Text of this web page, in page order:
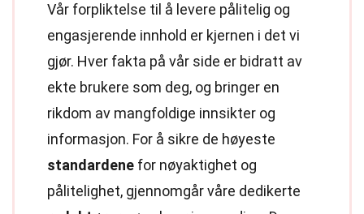
Vår forpliktelse til å levere pålitelig og
engasjerende innhold er kjernen i det vi
gjør. Hver fakta på vår side er bidratt av
ekte brukere som deg, og bringer en
rikdom av mangfoldige innsikter og
informasjon. For å sikre de høyeste
standardene for nøyaktighet og
pålitelighet, gjennomgår våre dedikerte